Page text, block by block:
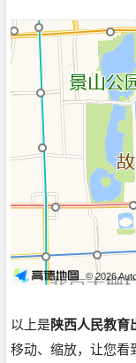
© 2026
以上是陕西人民教育
移动、缩放，让您看